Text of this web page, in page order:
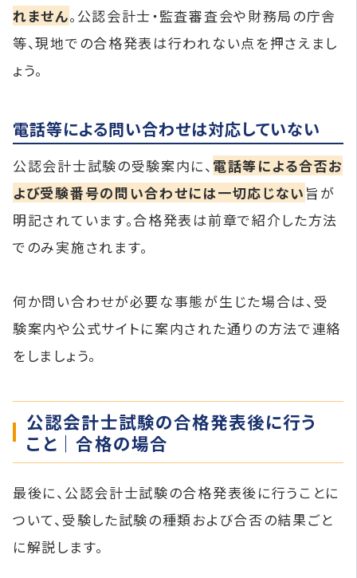
れません。公認会計士・監査審査会や財務局の庁舎
等、現地での合格発表は行われない点を押さえまし
ょう。
電話等による問い合わせは対応していない
公認会計士試験の受験案内に、 電話等による合否お
よび受験番号の問い合わせには一切応じない 旨が
明記されています。合格発表は前章で紹介した方法
でのみ実施されます。
何か問い合わせが必要な事態が生じた場合は、受
験案内や公式サイトに案内された通りの方法で連絡
をしましょう。
公認会計士試験の合格発表後に行う
こと｜合格の場合
最後に、公認会計士試験の合格発表後に行うことに
ついて、受験した試験の種類および合否の結果ごと
に解説します。